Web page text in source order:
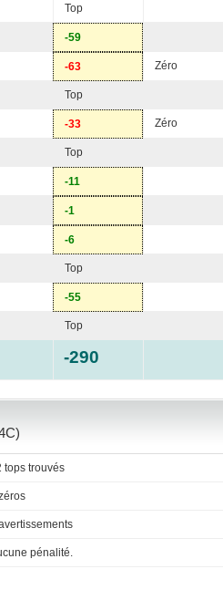
Top
-59
-63 Zéro
Top
-33 Zéro
Top
-11
-1
-6
Top
-55
Top
-290
tops trouvés
pénalité.